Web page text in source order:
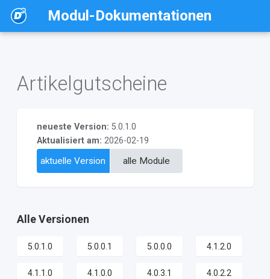
Modul-Dokumentationen
Artikelgutscheine
neueste Version: 5.0.1.0
Aktualisiert am: 2026-02-19
aktuelle Version alle Module
Alle Versionen
5.0.1.0 5.0.0.1 5.0.0.0 4.1.2.0
4.1.1.0 4.1.0.0 4.0.3.1 4.0.2.2